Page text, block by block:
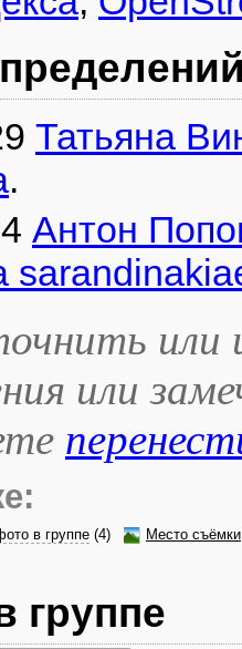
Татьяна
.
Антон
или
или
в группе (4)
Место съёмки
группе